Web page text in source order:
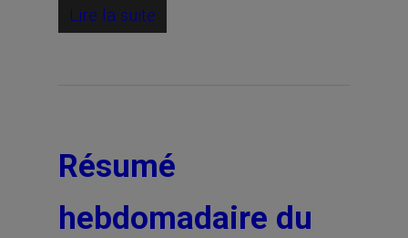
Lire la suite
Résumé
hebdomadaire du